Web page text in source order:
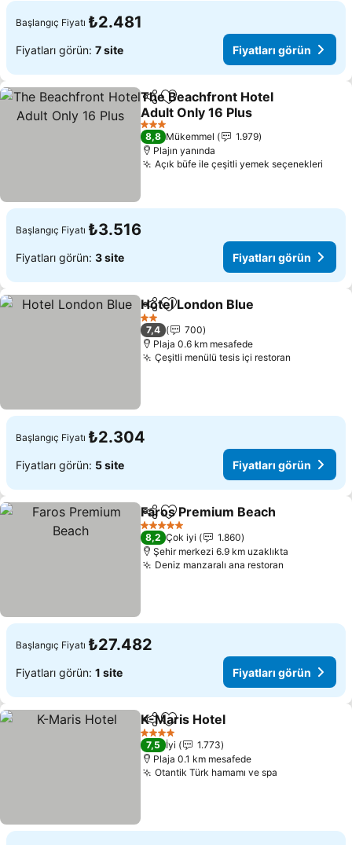
Başlangıç Fiyatı ₺2.481
Fiyatları görün: 7 site Fiyatları görün
PaylaşFavorilerime ekle
The Beachfront Hotel
Adult Only 16 Plus
Fiyatları görün
3 Yıldız
8,8 Mükemmel
1.979
Plajın yanında
Açık büfe ile çeşitli yemek seçenekleri
Başlangıç Fiyatı ₺3.516
Fiyatları görün: 3 site Fiyatları görün
PaylaşFavorilerime ekle
Hotel London Blue
2 Yıldız
7,4
700
Plaja 0.6 km mesafede
Çeşitli menülü tesis içi restoran
Başlangıç Fiyatı ₺2.304
Fiyatları görün: 5 site Fiyatları görün
PaylaşFavorilerime ekle
Faros Premium Beach
5 Yıldız
8,2 Çok iyi
1.860
Şehir merkezi 6.9 km uzaklıkta
Deniz manzaralı ana restoran
Başlangıç Fiyatı ₺27.482
Fiyatları görün: 1 site Fiyatları görün
PaylaşFavorilerime ekle
K-Maris Hotel
4 Yıldız
7,5 İyi
1.773
Plaja 0.1 km mesafede
Otantik Türk hamamı ve spa